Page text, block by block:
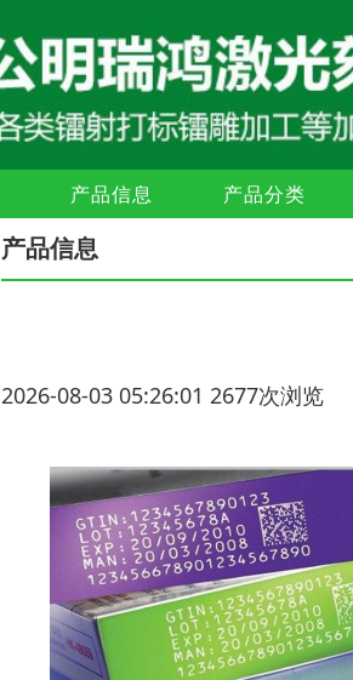
产品信息 产品分类
产品信息
2026-08-03 05:26:01 2677次浏览